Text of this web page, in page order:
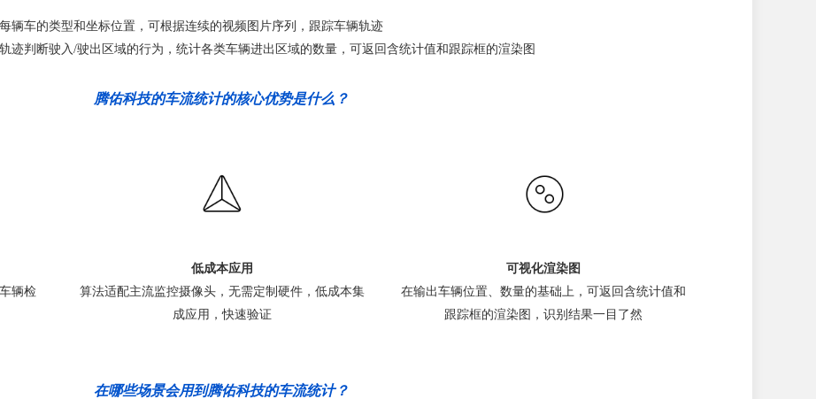
辆车的类型和坐标位置，可根据连续的视频图片序列，跟踪车辆轨迹
迹判断驶入/驶出区域的行为，统计各类车辆进出区域的数量，可返回含统计值和跟踪框的渲染图
腾佑科技的车流统计的核心优势是什么？
辆检
低成本应用
算法适配主流监控摄像头，无需定制硬件，低成本集
成应用，快速验证
可视化渲染图
在输出车辆位置、数量的基础上，可返回含统计值和
跟踪框的渲染图，识别结果一目了然
在哪些场景会用到腾佑科技的车流统计？